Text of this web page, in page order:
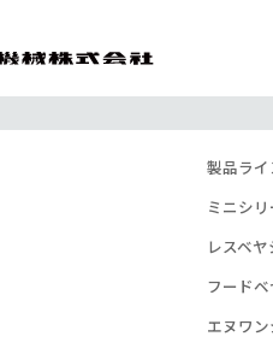
製品ラ
ミニシ
レスベ
フード
エヌワ